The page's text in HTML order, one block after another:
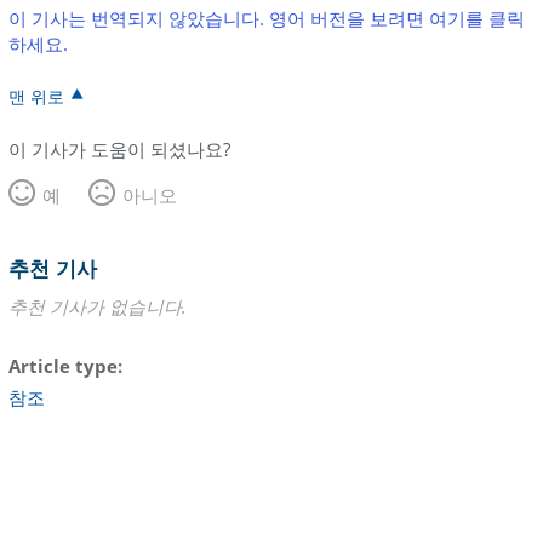
이 기사는 번역되지 않았습니다. 영어 버전을 보려면 여기를 클릭
하세요.
맨 위로
이 기사가 도움이 되셨나요?
예
아니오
추천 기사
추천 기사가 없습니다.
Article type
참조